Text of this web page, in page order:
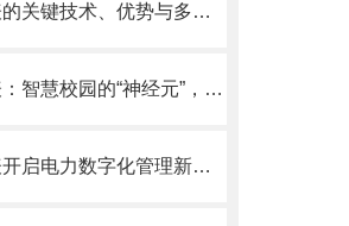
高校宿舍电表的关键技术、优势与多元应用
高校宿舍电表：智慧校园的“神经元”，赋能绿色管理与便捷生活
远程计量电表开启电力数字化管理新纪元